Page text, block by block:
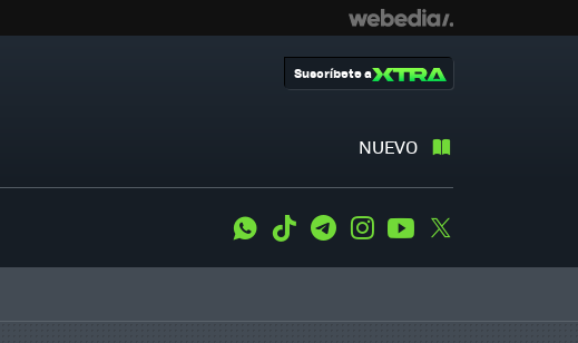
NUEVO
Suscríbete a
WhatsApp
Tiktok TelegramInstagramYoutube